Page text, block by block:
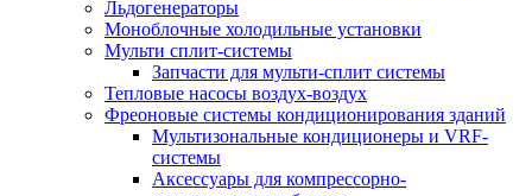
Льдогенераторы
Моноблочные холодильные установки
Мульти сплит-системы
Запчасти для мульти-сплит системы
Тепловые насосы воздух-воздух
Фреоновые системы кондиционирования зданий
Мультизональные кондиционеры и VRF-
системы
Аксессуары для компрессорно-